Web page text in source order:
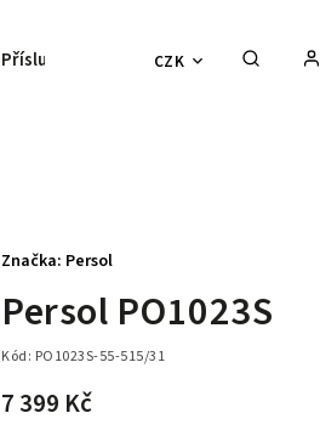
CZK
Příslušenství Kontaktní čočky
Persol PO1023S
Kód: PO1023S-55-515/31
7 399 Kč
Značka: Persol